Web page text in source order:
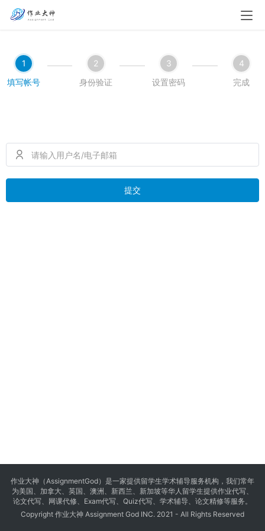
1
填写帐号
2
身份验证
3
设置密码
4
完成
提交
作业大神（AssignmentGod）是一家提供留学生学术辅导服务机构，我们常年
为美国、加拿大、英国、澳洲、新西兰、新加坡等华人留学生提供作业代写、
论文代写、网课代修、Exam代写、Quiz代写、学术辅导、论文精修等服务。
Copyright 作业大神 Assignment God INC. 2021 - All Rights Reserved